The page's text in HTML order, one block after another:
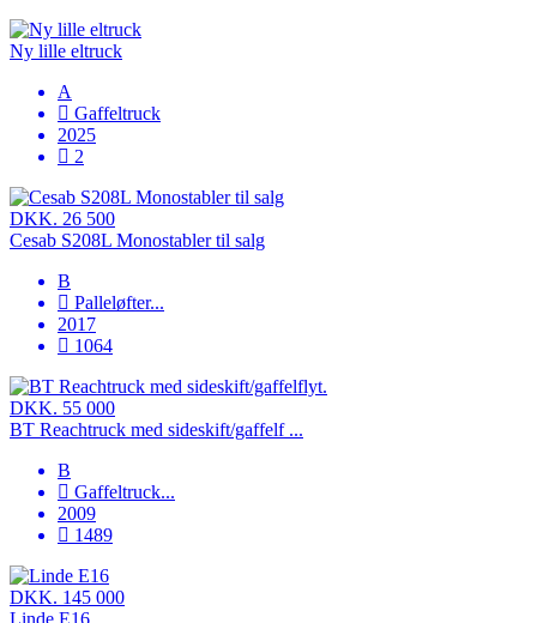
Ny lille eltruck
A
Gaffeltruck
2025
2
DKK. 26 500
Cesab S208L Monostabler til salg
B
Palleløfter...
2017
1064
DKK. 55 000
BT Reachtruck med sideskift/gaffelf ...
B
Gaffeltruck...
2009
1489
DKK. 145 000
Linde E16